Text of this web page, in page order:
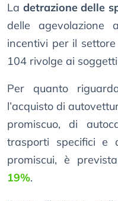
La detrazione delle
delle agevolazione
incentivi per il
104 rivolge ai
Per quanto
l’acquisto di
promiscuo, di
trasporti specifici e
promiscui, è
19%.